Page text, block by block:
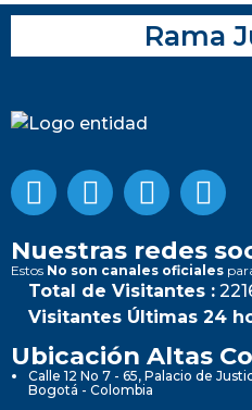
Rama
Nuestras redes
Estos No son canales oficiales
Total de Visitantes :
Visitantes Últimas 24
Ubicación Altas
Calle 12 No 7 - 65, Palacio de
Bogotá - Colombia